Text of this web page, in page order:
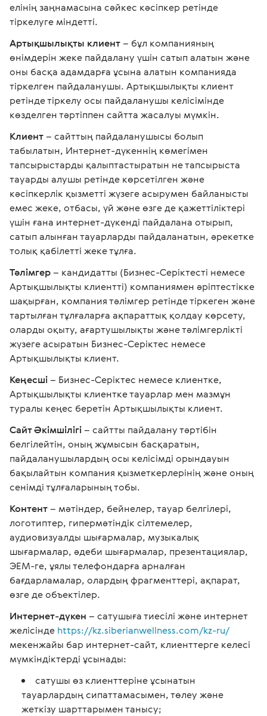
елінің заңнамасына сәйкес кәсіпкер ретінде
тіркелуге міндетті.
Артықшылықты клиент– бұл компанияның
өнімдерін жеке пайдалану үшін сатып алатын және
оны басқа адамдарға ұсына алатын компанияда
тіркелген пайдаланушы. Артықшылықты клиент
ретінде тіркелу осы пайдаланушы келісімінде
көзделген тәртіппен сайтта жасалуы мүмкін.
Клиент– сайттың пайдаланушысы болып
табылатын, Интернет-дүкеннің көмегімен
тапсырыстарды қалыптастыратын не тапсырыста
тауарды алушы ретінде көрсетілген және
кәсіпкерлік қызметті жүзеге асырумен байланысты
емес жеке, отбасы, үй және өзге де қажеттіліктері
үшін ғана интернет-дүкенді пайдалана отырып,
сатып алынған тауарларды пайдаланатын, әрекетке
толық қабілетті жеке тұлға.
Тәлімгер– кандидатты (Бизнес-Серіктесті немесе
Артықшылықты клиентті) компаниямен әріптестікке
шақырған, компания тәлімгер ретінде тіркеген және
тартылған тұлғаларға ақпараттық қолдау көрсету,
оларды оқыту, ағартушылықты және тәлімгерлікті
жүзеге асыратын Бизнес-Серіктес немесе
Артықшылықты клиент.
Кеңесші– Бизнес-Серіктес немесе клиентке,
Артықшылықты клиентке тауарлар мен мазмұн
туралы кеңес беретін Артықшылықты клиент.
Сайт Әкімшілігі– сайтты пайдалану тәртібін
белгілейтін, оның жұмысын басқаратын,
пайдаланушылардың осы келісімді орындауын
бақылайтын компания қызметкерлерінің және оның
сенімді тұлғаларының тобы.
Контент– мәтіндер, бейнелер, тауар белгілері,
логотиптер, гипермәтіндік сілтемелер,
аудиовизуалды шығармалар, музыкалық
шығармалар, әдеби шығармалар, презентациялар,
ЭЕМ-ге, ұялы телефондарға арналған
бағдарламалар, олардың фрагменттері, ақпарат,
өзге де объектілер.
Интернет-дүкен – сатушыға тиесілі және интернет
желісінде https://kz.siberianwellness.com/kz-ru/
мекенжайы бар интернет-сайт, клиенттерге келесі
мүмкіндіктерді ұсынады:
сатушы өз клиенттеріне ұсынатын
тауарлардың сипаттамасымен, төлеу және
жеткізу шарттарымен танысу;